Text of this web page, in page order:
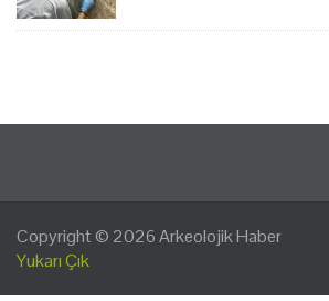
Copyright © 2026Arkeolojik Haber
Yukarı Çık